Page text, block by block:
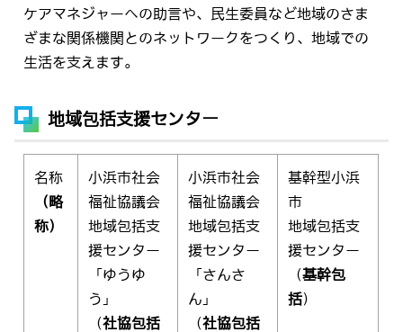
ケアマネジャーへの助言や、民生委員など地域のさま
ざまな関係機関とのネットワークをつくり、地域での
生活を支えます。
地域包括支援センター
名称
（略
称）
小浜市社会
福祉協議会
地域包括支
援センター
「ゆうゆ
う」
（社協包括
小浜市社会
福祉協議会
地域包括支
援センター
「さんさ
ん」
（社協包括
基幹型小浜
市
地域包括支
援センター
（基幹包
括）